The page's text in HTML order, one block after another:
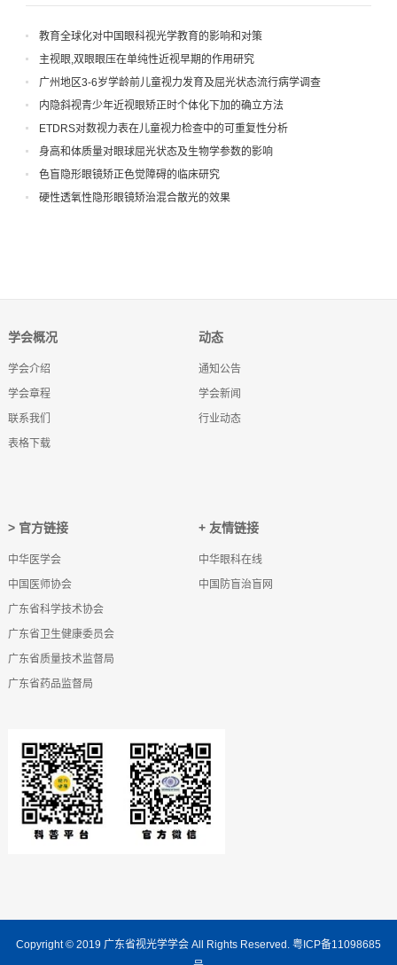
教育全球化对中国眼科视光学教育的影响和对策
主视眼,双眼眼压在单纯性近视早期的作用研究
广州地区3-6岁学龄前儿童视力发育及屈光状态流行病学调查
内隐斜视青少年近视眼矫正时个体化下加的确立方法
ETDRS对数视力表在儿童视力检查中的可重复性分析
身高和体质量对眼球屈光状态及生物学参数的影响
色盲隐形眼镜矫正色觉障碍的临床研究
硬性透氧性隐形眼镜矫治混合散光的效果
学会概况
学会介绍
学会章程
联系我们
表格下载
动态
通知公告
学会新闻
行业动态
> 官方链接
中华医学会
中国医师协会
广东省科学技术协会
广东省卫生健康委员会
广东省质量技术监督局
广东省药品监督局
+ 友情链接
中华眼科在线
中国防盲治盲网
Copyright © 2019 广东省视光学学会All Rights Reserved. 粤ICP备11098685